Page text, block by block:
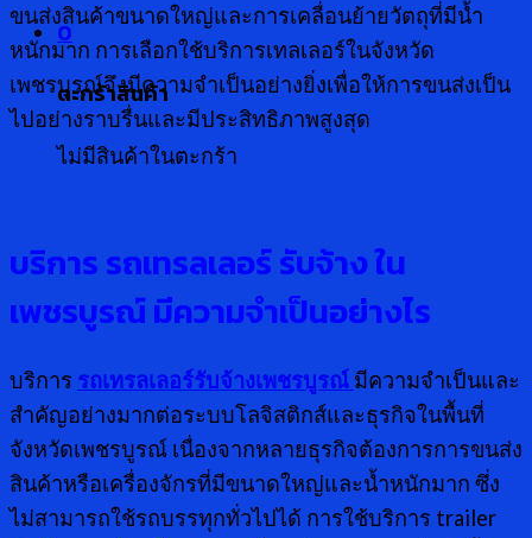
0
ตะกร้าสินค้า
ไม่มีสินค้าในตะกร้า
ขนส่งสินค้าขนาดใหญ่และการเคลื่อนย้ายวัตถุที่มีน้ำ
หนักมาก การเลือกใช้บริการเทลเลอร์ในจังหวัด
เพชรบูรณ์จึงมีความจำเป็นอย่างยิ่งเพื่อให้การขนส่งเป็น
ไปอย่างราบรื่นและมีประสิทธิภาพสูงสุด
บริการ รถเทรลเลอร์ รับจ้าง ใน
เพชรบูรณ์ มีความจำเป็นอย่างไร
บริการ รถเทรลเลอร์รับจ้างเพชรบูรณ์ มีความจำเป็นและ
สำคัญอย่างมากต่อระบบโลจิสติกส์และธุรกิจในพื้นที่
จังหวัดเพชรบูรณ์ เนื่องจากหลายธุรกิจต้องการการขนส่ง
สินค้าหรือเครื่องจักรที่มีขนาดใหญ่และน้ำหนักมาก ซึ่ง
ไม่สามารถใช้รถบรรทุกทั่วไปได้ การใช้บริการ trailer